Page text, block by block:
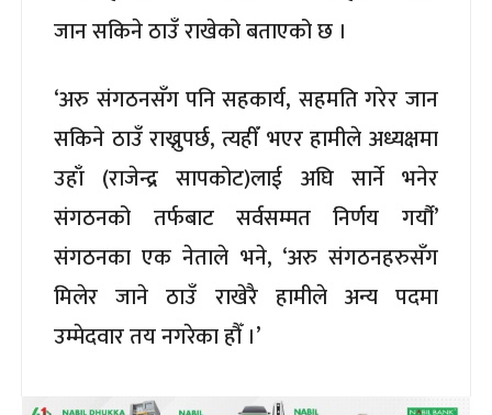
जान सकिने ठाउँ राखेको बताएको छ ।
‘अरु संगठनसँग पनि सहकार्य, सहमति गरेर जान
सकिने ठाउँ राख्नुपर्छ, त्यहीँ भएर हामीले अध्यक्षमा
उहाँ (राजेन्द्र सापकोट)लाई अघि सार्ने भनेर
संगठनको तर्फबाट सर्वसम्मत निर्णय गर्यौ’
संगठनका एक नेताले भने, ‘अरु संगठनहरुसँग
मिलेर जाने ठाउँ राखेरै हामीले अन्य पदमा
उम्मेदवार तय नगरेका हौँ ।’